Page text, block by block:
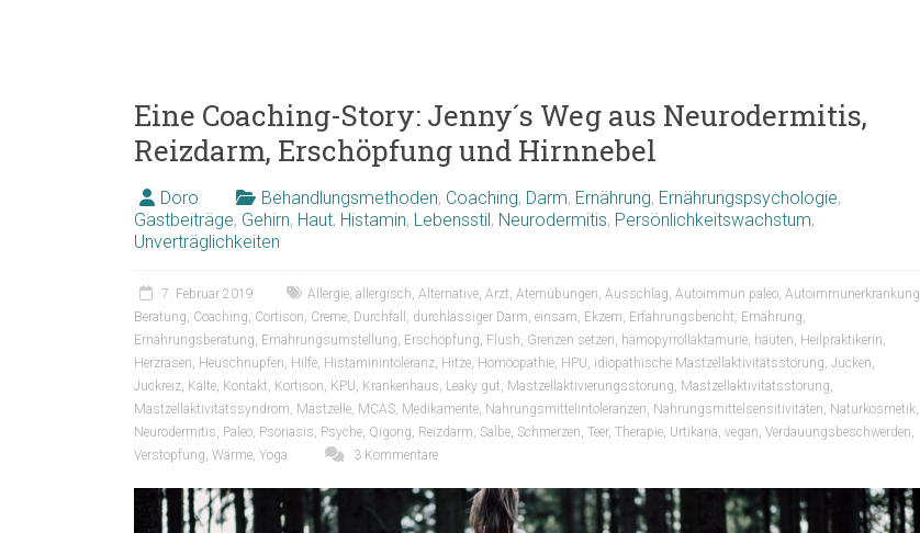
Eine Coaching-Story: Jenny´s Weg aus Neurodermitis,
Reizdarm, Erschöpfung und Hirnnebel
Doro Behandlungsmethoden, Coaching, Darm, Ernährung, Ernährungspsychologie,
Gastbeiträge, Gehirn, Haut, Histamin, Lebensstil, Neurodermitis, Persönlichkeitswachstum,
Unverträglichkeiten
7. Februar 2019 Allergie, allergisch, Alternative, Arzt, Atemübungen, Ausschlag, Autoimmun paleo, Autoimmunerkrankung
Beratung, Coaching, Cortison, Creme, Durchfall , durchlässiger Darm, einsam, Ekzem, Erfahrungsbericht, Ernährung,
Ernährungsberatung, Ernährungsumstellung, Erschöpfung, Flush, Grenzen setzen, hämopyrrollaktamurie, häuten, Heilpraktikerin,
Herzrasen, Heuschnupfen, Hilfe, Histaminintoleranz, Hitze, Homöopathie, HPU, idiopathische Mastzellaktivitätsstörung, Jucken,
Juckreiz, Kälte, Kontakt, Kortison, KPU, Krankenhaus, Leaky gut, Mastzellaktivierungsstörung, Mastzellaktivitätsstörung,
Mastzellaktivitätssyndrom, Mastzelle, MCAS, Medikamente, Nahrungsmittelintoleranzen, Nahrungsmittelsensitivitäten, Naturkosmetik,
Neurodermitis, Paleo, Psoriasis, Psyche, Qigong, Reizdarm, Salbe, Schmerzen, Teer, Therapie, Urtikaria, vegan, Verdauungsbeschwerden,
Verstopfung, Wärme, Yoga 3 Kommentare